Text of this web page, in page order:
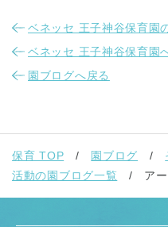
ベネッセ 王子神谷保育園
ベネッセ 王子神谷保育園
園ブログへ戻る
保育 TOP 園ブログ
活動の園ブログ一覧
ア